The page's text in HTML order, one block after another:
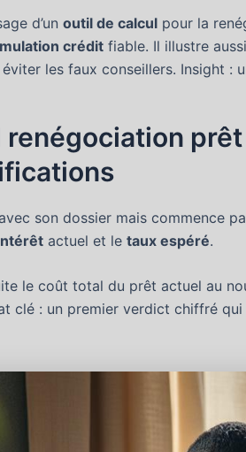
d’un outil de calcul pour la
crédit fiable. Il illustre
les faux conseillers. Insight :
son dossier mais commence
actuel et le taux espéré.
le coût total du prêt actuel au
clé : un premier verdict chiffré